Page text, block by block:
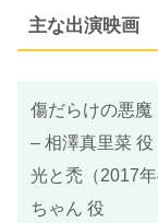
主な出演映画
傷だらけの悪魔
– 相澤真里菜 役
光と禿（2017
ちゃん 役